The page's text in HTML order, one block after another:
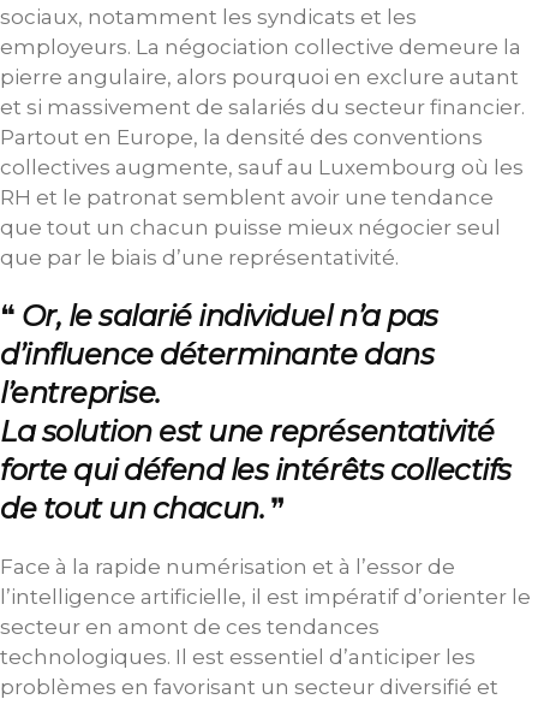
sociaux, notamment les syndicats et les
employeurs. La négociation collective demeure la
pierre angulaire, alors pourquoi en exclure autant
et si massivement de salariés du secteur financier.
Partout en Europe, la densité des conventions
collectives augmente, sauf au Luxembourg où les
RH et le patronat semblent avoir une tendance
que tout un chacun puisse mieux négocier seul
que par le biais d’une représentativité.
Or, le salarié individuel n’a pas
d’influence déterminante dans
l’entreprise.
La solution est une représentativité
forte qui défend les intérêts collectifs
de tout un chacun.
Face à la rapide numérisation et à l’essor de
l’intelligence artificielle, il est impératif d’orienter le
secteur en amont de ces tendances
technologiques. Il est essentiel d’anticiper les
problèmes en favorisant un secteur diversifié et